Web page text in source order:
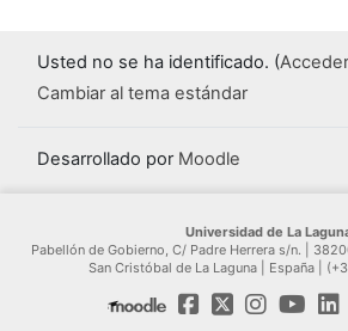
Usted no se ha identificado. (Acceder
Cambiar al tema estándar
Desarrollado por Moodle
Universidad de La
Pabellón de Gobierno, C/ Padre Herrera s/n. |
San Cristóbal de La Laguna | España |